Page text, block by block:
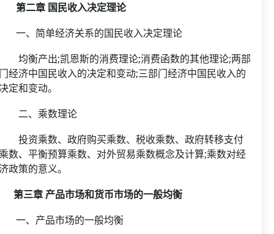
第二章 国民收入决定理论
、简单经济关系的国民收入决定理论
衡产出;凯恩斯的消费理论;消费函数的其他理论;两部
经济中国民收入的决定和变动;三部门经济中国民收入的
定和变动。
、乘数理论
资乘数、政府购买乘数、税收乘数、政府转移支付
数、平衡预算乘数、对外贸易乘数概念及计算;乘数对经
政策的意义。
第三章 产品市场和货币市场的一般均衡
、产品市场的一般均衡